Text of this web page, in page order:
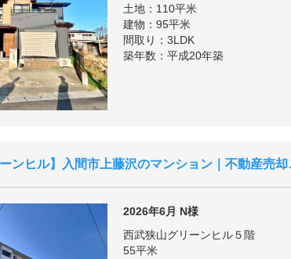
パークグループの強み
土地：110平米
建物：95平米
間取り：3LDK
築年数：平成20年築
ンヒル 入間市上藤沢のマンション｜不動産売
2026年6月 N様
西武狭山グリーンヒル５階
55平米